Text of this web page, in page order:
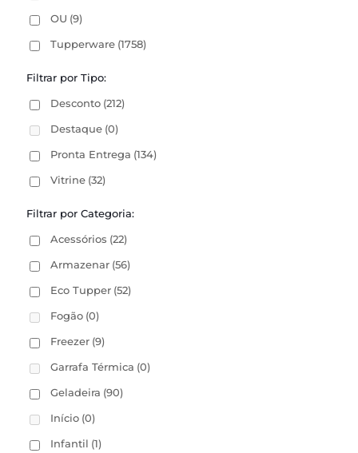
OU (9)
Tupperware (1758)
Filtrar por Tipo:
Desconto (212)
Destaque (0)
Pronta Entrega (134)
Vitrine (32)
Filtrar por Categoria:
Acessórios (22)
Armazenar (56)
Eco Tupper (52)
Fogão (0)
Freezer (9)
Garrafa Térmica (0)
Geladeira (90)
Início (0)
Infantil (1)